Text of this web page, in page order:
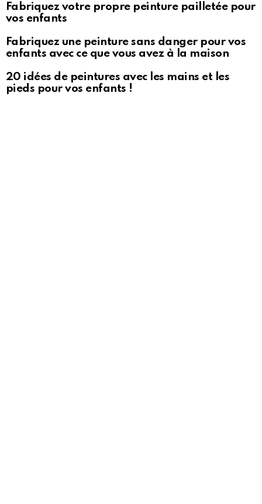
Fabriquez votre propre peinture pailletée pour
vos enfants
Fabriquez une peinture sans danger pour vos
enfants avec ce que vous avez à la maison
20 idées de peintures avec les mains et les
pieds pour vos enfants !